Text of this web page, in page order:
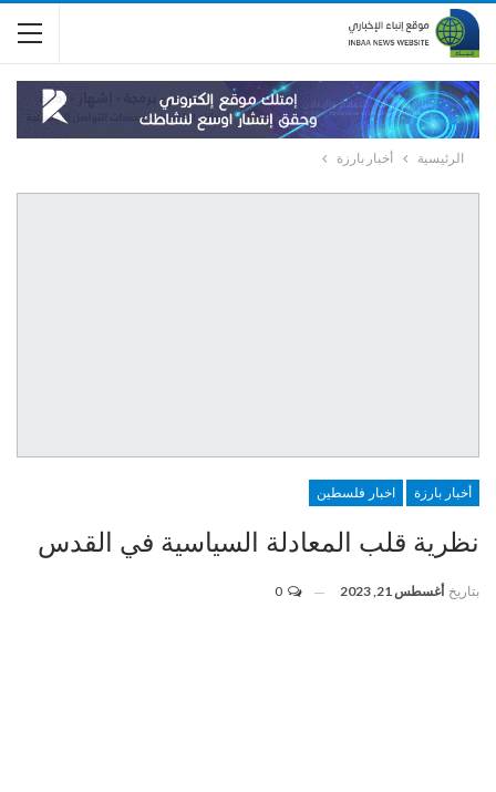
الرئيسية أخبار بارزة
أخبار بارزة اخبار فلسطين
نظرية قلب المعادلة السياسية في القدس
بتاريخ أغسطس 21, 2023